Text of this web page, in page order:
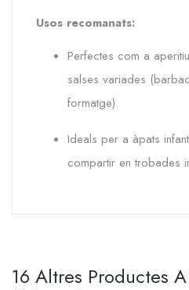
Usos recomanats:
Perfectes com a
salses variades
formatge).
Ideals per a àpats
compartir en trobades
16 Altres Productes